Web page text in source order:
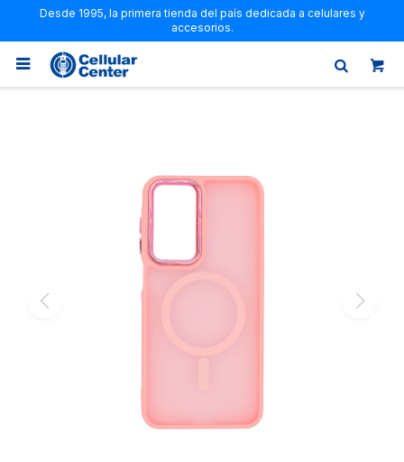
Desde 1995, la primera tienda del país dedicada a celulares y
accesorios.
